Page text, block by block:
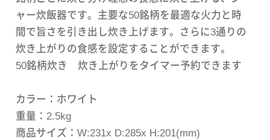
ャー炊飯器です。主要な50銘柄を最適な火力と時
間で旨さを引き出し炊き上げます。さらに3通りの
炊き上がりの食感を設定することができます。
50銘柄炊き 炊き上がりをタイマー予約できます
カラー：ホワイト
重量：2.5kg
商品サイズ：W:231x D:285x H:201(mm)